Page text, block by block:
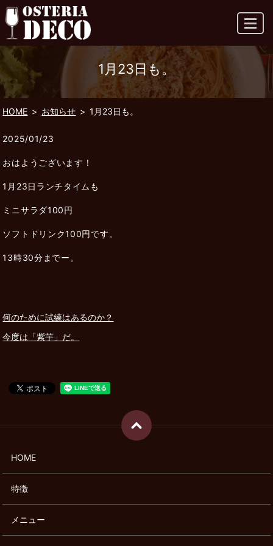
MENU
1月23日も。
HOME お知らせ 1月23日も。
2025/01/23
おはようございます！
1月23日ランチタイムも
ミニサラダ100円
ソフトドリンク100円です。
13時30分までー。
何のために試練はあるのか？
今度は「紫芋」だ。
HOME
特徴
メニュー